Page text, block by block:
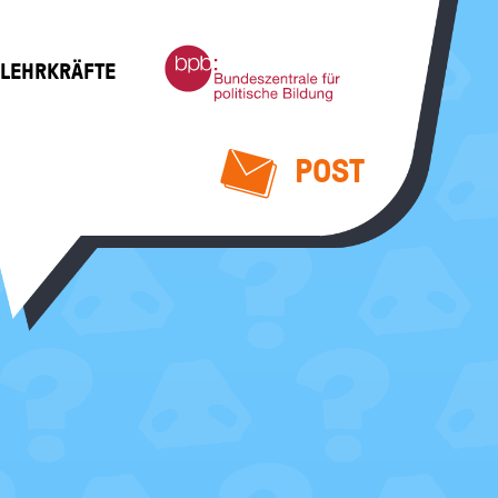
Bundeszentrale
für
politische
POST